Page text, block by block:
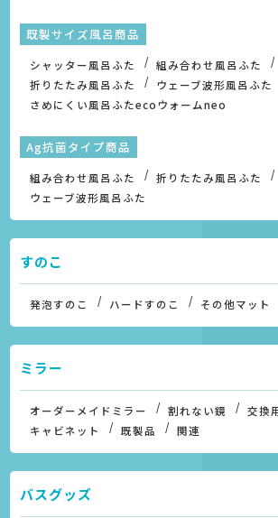
既製サイズ風呂商品
シャッター風呂ふた
組み合わせ風呂ふた
折りたたみ風呂ふた
ウェーブ波形風呂ふた
さめにくい風呂ふたecoウォームneo
Ag抗菌タイプ商品
組み合わせ風呂ふた
折りたたみ風呂ふた
ウェーブ波形風呂ふた
すのこ
発泡すのこ ハードすのこ その他マット
ミラー
オーダーメイドミラー 割れない鏡
交換
キャビネット
既製品 関連
バスグッズ